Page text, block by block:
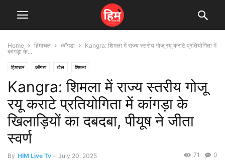
Home हिमाचल काँगडा
Kangra: शिमला में राज्य स्तरीय गोजू रयू कराटे प्रतियोगिता में
कांगड़ा के...
हिमाचल काँगडा खेल शिमला
Kangra: शिमला में राज्य स्तरीय गोजू
रयू कराटे प्रतियोगिता में कांगड़ा के
खिलाड़ियों का दबदबा, पीयूष ने जीता
स्वर्ण
By HIM Live Tv - July 20, 2025 0
71